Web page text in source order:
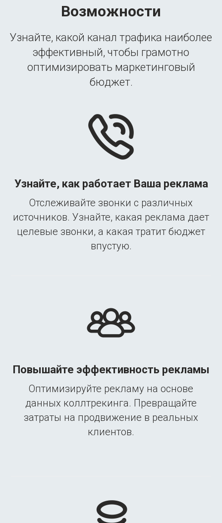
Возможности
Узнайте, какой канал трафика наиболее
эффективный, чтобы грамотно
оптимизировать маркетинговый
бюджет.
Узнайте, как работает Ваша реклама
Отслеживайте звонки с различных
источников. Узнайте, какая реклама дает
целевые звонки, а какая тратит бюджет
впустую.
Повышайте эффективность рекламы
Оптимизируйте рекламу на основе
данных коллтрекинга. Превращайте
затраты на продвижение в реальных
клиентов.